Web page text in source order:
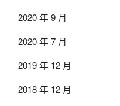
2020 年 9 月
2020 年 7 月
2019 年 12 月
2018 年 12 月